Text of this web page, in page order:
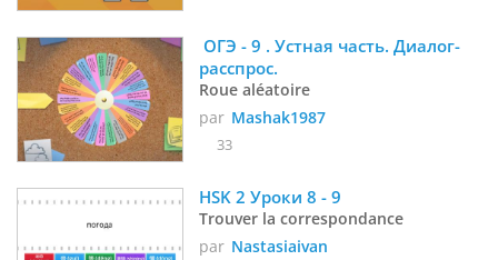
ОГЭ - 9 . Устная часть. Диалог-
Roue aléatoire
par Mashak1987
33
Trouver la correspondance
par Nastasiaivan